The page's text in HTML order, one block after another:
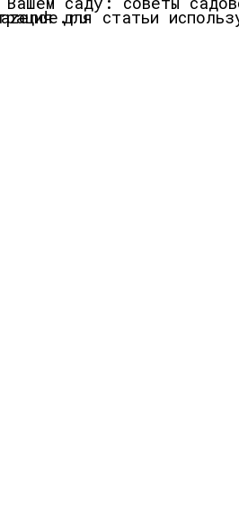
лицензии ©ofazende.ru